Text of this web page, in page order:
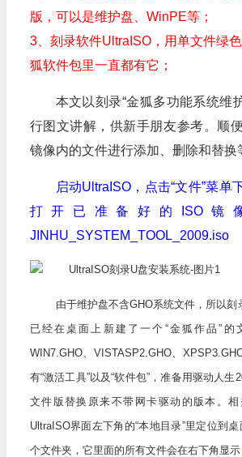
版，可以是维护盘、WinPE等；
3、刻录软件UltraISO，用单文件绿
狐软件包里一直都有它；
本文以刻录“金狐多功能系统维
行图文讲解，供新手朋友参考。顺
镜像内的文件进行添加、删除和替换
启动UltraISO，点击“文件”菜单
打开已准备好的ISO镜
JINHU_SYSTEM_TOOL_2009.iso
由于维护盘不含GHO系统文件，所以
已经在桌面上新建了一个“金狐作品”的
WIN7.GHO、VISTASP2.GHO、
有“激活工具”以及“软件包”，准备用驱动人生
文件版替换原来不带网卡驱动的版本。
UltraISO界面左下角的“本地目录”里定位到桌
个文件夹，它里面的所有文件会在右下角显